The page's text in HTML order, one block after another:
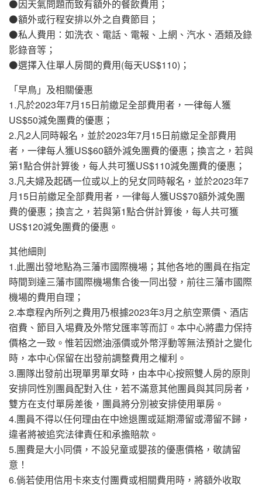
⚫因天氣問題而致有額外的餐飲費用；
⚫額外或行程安排以外之自費節目；
⚫私人費用：如洗衣、電話、電報、上網、汽水、酒類及錄
影錄音等；
⚫選擇入住單人房間的費用(每天US$110)；
「早鳥」及相關優惠
1.凡於2023年7月15日前繳足全部費用者，一律每人獲
US$50減免團費的優惠；
2.凡2人同時報名，並於2023年7月15日前繳足全部費用
者，一律每人獲US$60額外減免團費的優惠；換言之，若與
第1點合併計算後，每人共可獲US$110減免團費的優惠；
3.凡夫婦及起碼一位或以上的兒女同時報名，並於2023年7
月15日前繳足全部費用者，一律每人獲US$70額外減免團
費的優惠；換言之，若與第1點合併計算後，每人共可獲
US$120減免團費的優惠。
其他細則
1.此團出發地點為三藩巿國際機場；其他各地的團員在指定
時間到達三藩巿國際機場集合後一同出發，前往三藩巿國際
機場的費用自理；
2.本章程內所列之費用乃根據2023年3月之航空票價、酒店
宿費、節目入埸費及外幣兌匯率等而訂。本中心將盡力保持
價格之一致。惟若因燃油漲價或外幣浮動等無法預計之變化
時，本中心保留在出發前調整費用之權利。
3.團隊出發前出現單男單女時，由本中心按照雙人房的原則
安排同性別團員配對入住，若不滿意其他團員與其同房者，
雙方在支付單房差後，團員將分別被安排使用單房。
4.團員不得以任何理由在中途退團或延期滯留或滯留不歸，
違者將被追究法律責任和承擔賠款。
5.團費是大小同價，不設兒童或嬰孩的優惠價格，敬請留
意！
6.倘若使用信用卡來支付團費或相關費用時，將額外收取